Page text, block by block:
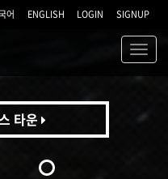
어 ENGLISH LOGIN SIGNUP
타운